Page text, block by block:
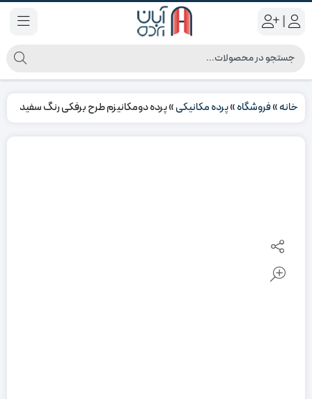
|
خانه»فروشگاه»پرده مکانیکی»پرده دومکانیزم طرح برفکی رنگ سفید